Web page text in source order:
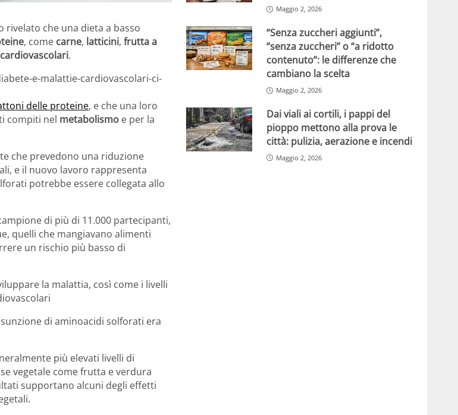
rivelato che una dieta a basso
, come carne, latticini, frutta a
.
e-malattie-cardiovascolari-ci-
delle proteine, e che una loro
compiti nel metabolismo e per la
che prevedono una riduzione
e il nuovo lavoro rappresenta
potrebbe essere collegata allo
di più di 11.000 partecipanti,
quelli che mangiavano alimenti
un rischio più basso di
la malattia, così come i livelli
di aminoacidi solforati era
più elevati livelli di
vegetale come frutta e verdura
supportano alcuni degli effetti
Maggio 2, 2026
“Senza zuccheri aggiunti”,
“senza zuccheri” o “a ridotto
contenuto”: le differenze che
cambiano la scelta
Maggio 2, 2026
Dai viali ai cortili, i pappi del
pioppo mettono alla prova le
città: pulizia, aerazione e incendi
Maggio 2, 2026